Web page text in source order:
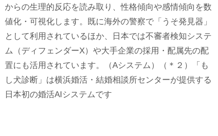
からの生理的反応を読み取り、性格傾向や感情傾向を数
値化・可視化します。既に海外の警察で「うそ発見器」
として利用されているほか、日本では不審者検知システ
ム（ディフェンダーX）や大手企業の採用・配属先の配
置にも活用されています。（Aシステム）（＊２）「も
し犬診断」は横浜婚活・結婚相談所センターが提供する
日本初の婚活AIシステムです